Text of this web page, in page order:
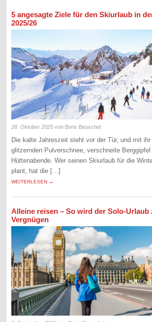
5 angesagte Ziele für den Skiurlaub in
2025/26
28. Oktober 2025 von Boris Beuschel
Die kalte Jahreszeit steht vor der Tür, und mit
glitzernden Pulverschnee, verschneite
Hüttenabende. Wer seinen Skiurlaub für die
plant, hat die […]
WEITERLESEN →
Alleine reisen – So wird der Solo-Urlaub
Vergnügen